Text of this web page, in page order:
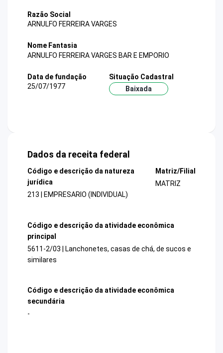
Razão Social
ARNULFO FERREIRA VARGES
Nome Fantasia
ARNULFO FERREIRA VARGES BAR E EMPORIO
Data de fundação
25/07/1977
Situação Cadastral
Baixada
Dados da receita federal
Código e descrição da natureza
jurídica
213 | EMPRESARIO (INDIVIDUAL)
Matriz/Filial
MATRIZ
Código e descrição da atividade econômica
principal
5611-2/03 | Lanchonetes, casas de chá, de sucos e
similares
Código e descrição da atividade econômica
secundária
-